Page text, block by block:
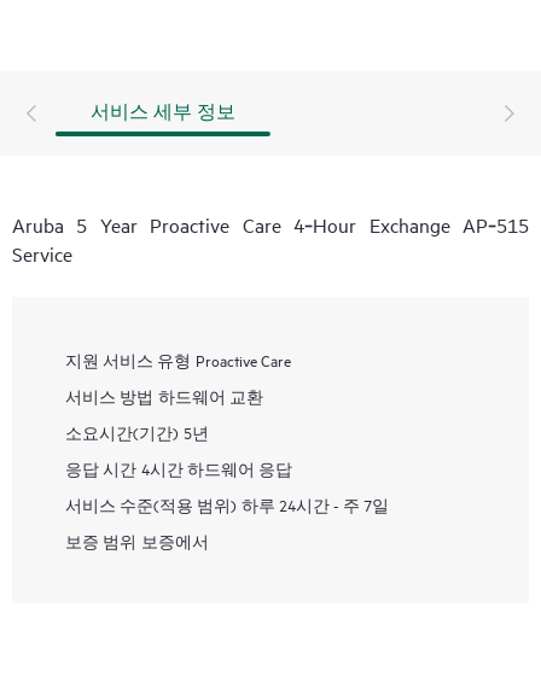
서비스 세부 정보
Aruba 5 Year Proactive Care 4‑Hour Exchange AP‑515
Service
지원 서비스 유형 Proactive Care
서비스 방법 하드웨어 교환
소요시간(기간) 5년
응답 시간 4시간 하드웨어 응답
서비스 수준(적용 범위) 하루 24시간 - 주 7일
보증 범위 보증에서